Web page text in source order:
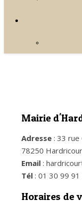
Mairie
Adresse : 33 rue
78250
Email :
Tél : 01 30 99 91
Horaires de